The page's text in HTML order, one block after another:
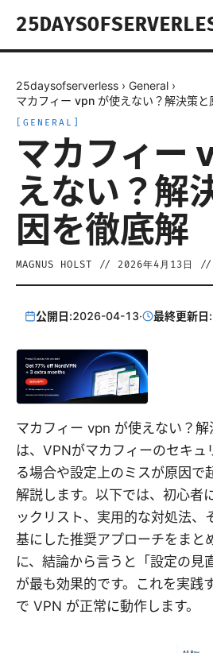
25daysofserverless › General ›
マカフィー vpn が使えない？解決策と
GENERAL
マカフィー
えない？解
因を徹底解
MAGNUS HOLST // 2026年4月13日 //
公開日:2026-04-13· 最終更新日:
マカフィー vpn が使えない？
は、VPNがマカフィーのセキュ
る場合や設定上のミスが原因で
解説します。以下では、初心者
ックリスト、実用的な対処法、
基にした推奨アプローチをまと
に、結論から言うと「設定の見
が最も効果的です。これを実践
で VPN が正常に動作します。